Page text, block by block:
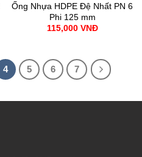
Ống Nhựa HDPE Đệ Nhất PN 6
Phi 125 mm
115,000 VNĐ
4 5 6 7